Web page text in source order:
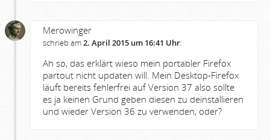
Merowinger
schrieb am2. April 2015 um 16:41 Uhr:
Ah so, das erklärt wieso mein portabler Firefox
partout nicht updaten will. Mein Desktop-Firefox
läuft bereits fehlerfrei auf Version 37 also sollte
es ja keinen Grund geben diesen zu deinstallieren
und wieder Version 36 zu verwenden, oder?